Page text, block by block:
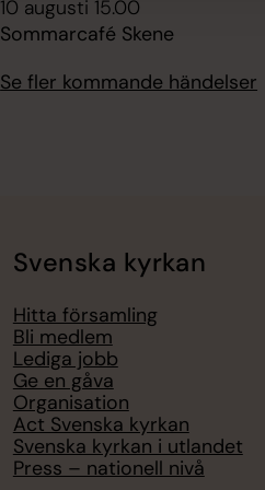
10 augusti 15.00
Sommarcafé Skene
Se fler kommande händelser
Svenska kyrkan
Hitta församling
Bli medlem
Lediga jobb
Ge en gåva
Organisation
Act Svenska kyrkan
Svenska kyrkan i utlandet
Press – nationell nivå